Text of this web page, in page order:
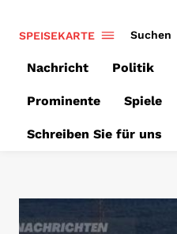
SPEISEKARTE Suchen
Nachricht Politik
Prominente Spiele
Schreiben Sie für uns